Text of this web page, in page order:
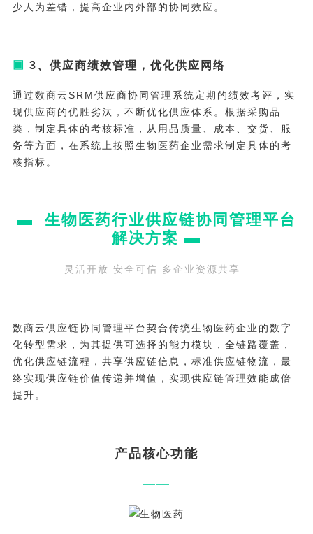
少人为差错，提高企业内外部的协同效应。
▣ 3、供应商绩效管理，优化供应网络
通过数商云SRM供应商协同管理系统定期的绩效考评，实
现供应商的优胜劣汰，不断优化供应体系。根据采购品
类，制定具体的考核标准，从用品质量、成本、交货、服
务等方面，在系统上按照生物医药企业需求制定具体的考
核指标。
▬ 生物医药行业供应链协同管理平台
解决方案 ▬
灵活开放 安全可信 多企业资源共享
数商云供应链协同管理平台契合传统生物医药企业的数字
化转型需求，为其提供可选择的能力模块，全链路覆盖，
优化供应链流程，共享供应链信息，标准供应链物流，最
终实现供应链价值传递并增值，实现供应链管理效能成倍
提升。
产品核心功能
——